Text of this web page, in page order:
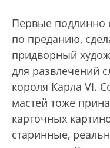
Первые подлинно
по преданию,
придворный
для развлечений
короля Карла VI.
мастей тоже
карточных
старинные,